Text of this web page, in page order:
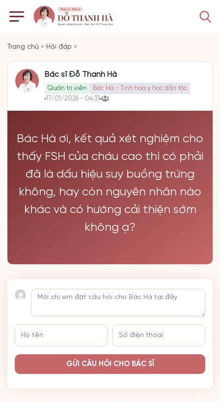
Trang chủ » Hỏi đáp »
Bác sĩ Đỗ Thanh Hà
Quản trị viên
Bác Hà - Tinh hoa y học dân tộc
17/01/2026 - 04:31
Bác Hà ơi, kết quả xét nghiệm cho
thấy FSH của cháu cao thì có phải
đã là dấu hiệu suy buồng trứng
không, hay còn nguyên nhân nào
khác và có hướng cải thiện sớm
không ạ?
GỬI CÂU HỎI CHO BÁC SĨ